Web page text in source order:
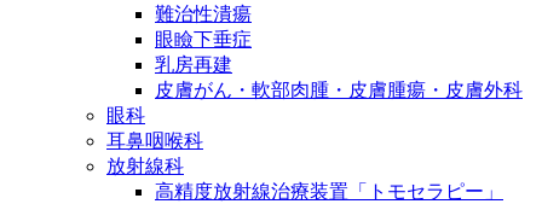
難治性潰瘍
眼瞼下垂症
乳房再建
皮膚がん・軟部肉腫・皮膚腫瘍・皮膚外科
眼科
耳鼻咽喉科
放射線科
高精度放射線治療装置「トモセラピー」